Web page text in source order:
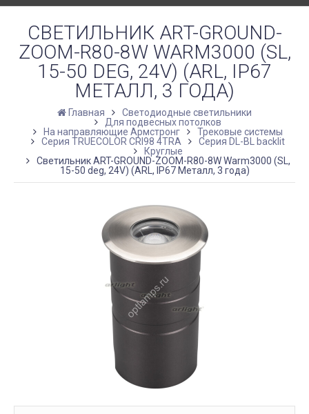
СВЕТИЛЬНИК ART-GROUND-
ZOOM-R80-8W WARM3000 (SL,
15-50 DEG, 24V) (ARL, IP67
МЕТАЛЛ, 3 ГОДА)
Главная
Светодиодные светильники
Для подвесных потолков
На направляющие Армстронг
Трековые системы
Серия TRUECOLOR CRI98 4TRA
Серия DL-BL backlit
Круглые
Светильник ART-GROUND-ZOOM-R80-8W Warm3000 (SL,
15-50 deg, 24V) (ARL, IP67 Металл, 3 года)